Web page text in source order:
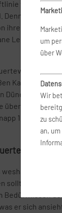
von
ist der
ihren Fans
Lebensart
Kargheit. Es
Dünen und den
über weitere
100
noch mehr
man bei
sollte. Zwar gibt
er sich
um
über
Wir
zu
an,